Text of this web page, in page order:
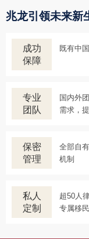
兆龙引领未来新
成功
保障
既有中
专业
团队
国内外
需求，
保密
管理
全部自
机制
私人
定制
超50人
专属移